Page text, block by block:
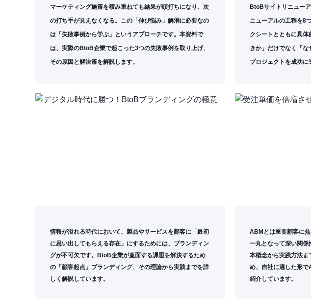
マーケティング施策を積み重ねても結果が頭打ちになり、次
の打ち手が見えなくなる。この「伸び悩み」解消に必要なの
は「失敗事例から学ぶ」というアプローチです。本資料で
は、実際のBtoB企業で起こった3つの失敗事例を取り上げ、
その原因と解決策を解説します。
BtoBサイトリニュー
ニューアルの工程を8
クシートとともに具
きか」だけでなく「な
プロジェクトを成功に
情報が溢れる時代において、製品やサービスを顧客に「最初
に思い出してもらえる存在」にするためには、ブランディン
グが不可欠です。BtoB企業が直面する課題を解決するため
の「顧客起点」ブランディング、その理論から実践までを詳
しく解説しています。
ABMとは重要顧客に焦
一丸となって深い関係
本概念から実践方法
め、自社に適した形
紹介しています。